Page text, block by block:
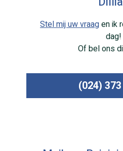
Stel mij uw vraagen ik
dag!
Of bel ons
(024)